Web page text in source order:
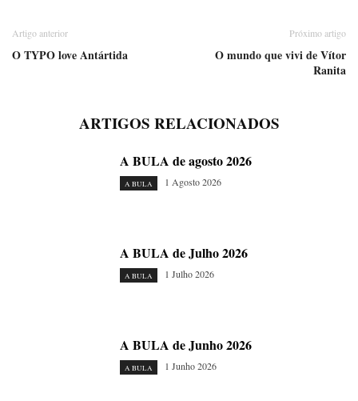
Artigo anterior
O TYPO love Antártida
Próximo artigo
O mundo que vivi de Vítor
Ranita
ARTIGOS RELACIONADOS
A BULA de agosto 2026
A BULA 1 Agosto 2026
A BULA de Julho 2026
A BULA 1 Julho 2026
A BULA de Junho 2026
A BULA 1 Junho 2026